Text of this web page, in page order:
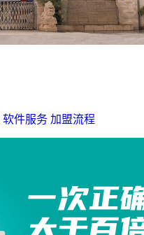
软件服务 加盟流程